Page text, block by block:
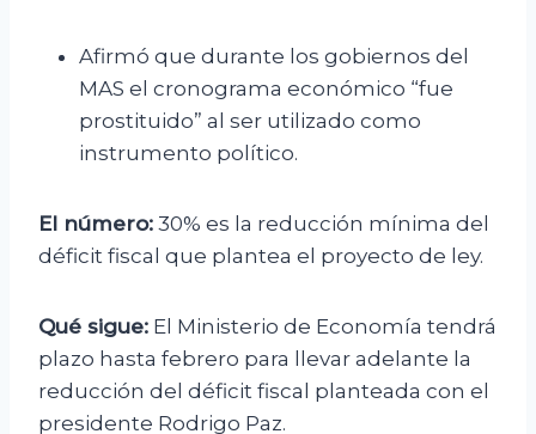
Afirmó que durante los gobiernos del
MAS el cronograma económico “fue
prostituido” al ser utilizado como
instrumento político.
El número: 30% es la reducción mínima del
déficit fiscal que plantea el proyecto de ley.
Qué sigue: El Ministerio de Economía tendrá
plazo hasta febrero para llevar adelante la
reducción del déficit fiscal planteada con el
presidente Rodrigo Paz.